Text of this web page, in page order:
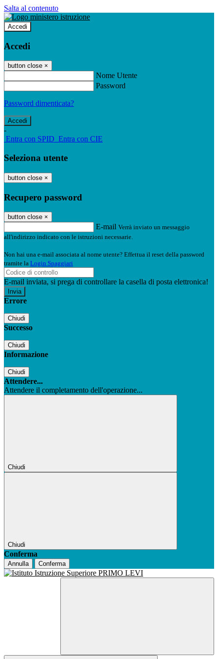
Salta al contenuto
Accedi
Accedi
button close ×
Nome Utente
Password
Password dimenticata?
-
Entra con SPID Entra con CIE
Seleziona utente
button close ×
Recupero password
button close ×
E-mail Verrà inviato un messaggio
all'indirizzo indicato con le istruzioni necessarie.
Non hai una e-mail associata al nome utente? Effettua il reset della password
tramite la Login Spaggiari
E-mail inviata, si prega di controllare la casella di posta elettronica!
Errore
Chiudi
Successo
Chiudi
Informazione
Chiudi
Attendere...
Attendere il completamento dell'operazione...
Chiudi
Chiudi
Conferma
Annulla Conferma